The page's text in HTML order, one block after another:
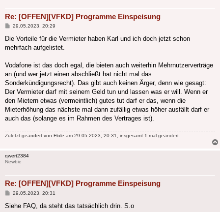
Re: [OFFEN][VFKD] Programme Einspeisung
Beitrag
29.05.2023, 20:29
Die Vorteile für die Vermieter haben Karl und ich doch jetzt schon
mehrfach aufgelistet.
Vodafone ist das doch egal, die bieten auch weiterhin Mehrnutzerverträge
an (und wer jetzt einen abschließt hat nicht mal das
Sonderkündigungsrecht). Das gibt auch keinen Ärger, denn wie gesagt:
Der Vermieter darf mit seinem Geld tun und lassen was er will. Wenn er
den Mietern etwas (vermeintlich) gutes tut darf er das, wenn die
Mieterhöhung das nächste mal dann zufällig etwas höher ausfällt darf er
auch das (solange es im Rahmen des Vertrages ist).
Zuletzt geändert von Flole am 29.05.2023, 20:31, insgesamt 1-mal geändert.
qwert2384
Newbie
Re: [OFFEN][VFKD] Programme Einspeisung
Beitrag
29.05.2023, 20:31
Siehe FAQ, da steht das tatsächlich drin. S.o